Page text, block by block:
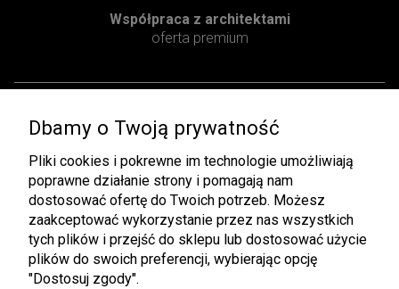
Współpraca z architektami
oferta premium
Regulamin
Zwroty i Reklamacje
Pliki do pobrania
Twoje zamówienia
Ustawienia konta
Przechowalnia
Płatności i dostawa
Informacje
Dbamy o Twoją prywatność
Pliki cookies i pokrewne im technologie umożliwiają
poprawne działanie strony i pomagają nam
dostosować ofertę do Twoich potrzeb. Możesz
zaakceptować wykorzystanie przez nas wszystkich
tych plików i przejść do sklepu lub dostosować użycie
plików do swoich preferencji, wybierając opcję
"Dostosuj zgody".